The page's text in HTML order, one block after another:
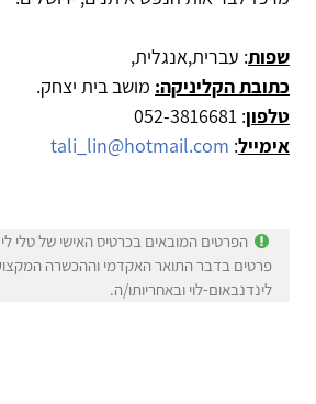
שפות: עברית,אנגלית,
כתובת הקליניקה: מושב בית יצחק.
טלפון: 052-3816681
אימייל:
tali_lin@hotmail.com
הפרטים המובאים בכרטיס האישי של טלי
פרטים בדבר התואר האקדמי וההכשרה
לינדנבאום-לוי ובאחריותו/ה.